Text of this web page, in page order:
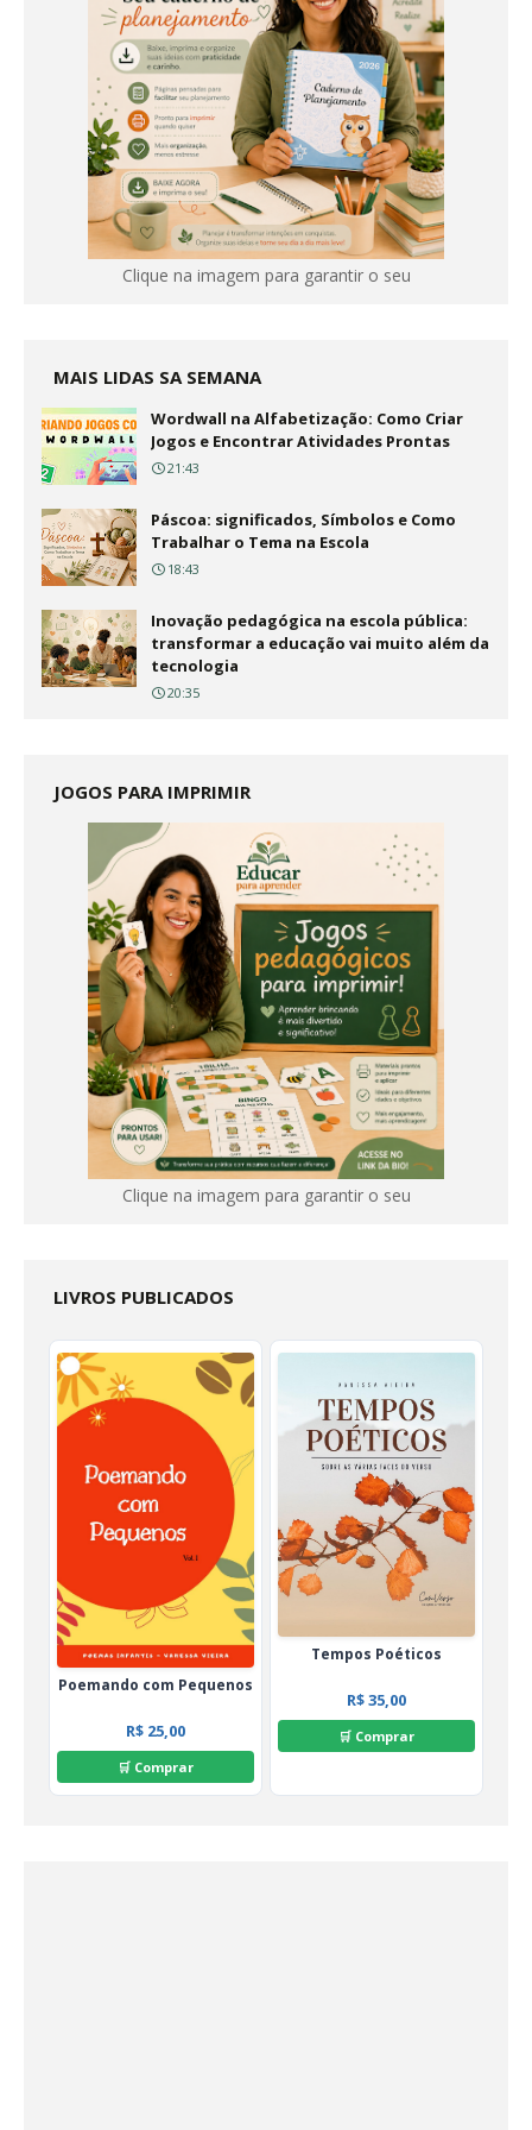
Clique na imagem para garantir o seu
MAIS LIDAS SA SEMANA
Wordwall na Alfabetização: Como Criar
Jogos e Encontrar Atividades Prontas
21:43
Páscoa: significados, Símbolos e Como
Trabalhar o Tema na Escola
18:43
Inovação pedagógica na escola pública:
transformar a educação vai muito além da
tecnologia
20:35
JOGOS PARA IMPRIMIR
Clique na imagem para garantir o seu
LIVROS PUBLICADOS
Poemando com Pequenos
R$ 25,00
🛒 Comprar
Tempos Poéticos
R$ 35,00
🛒 Comprar